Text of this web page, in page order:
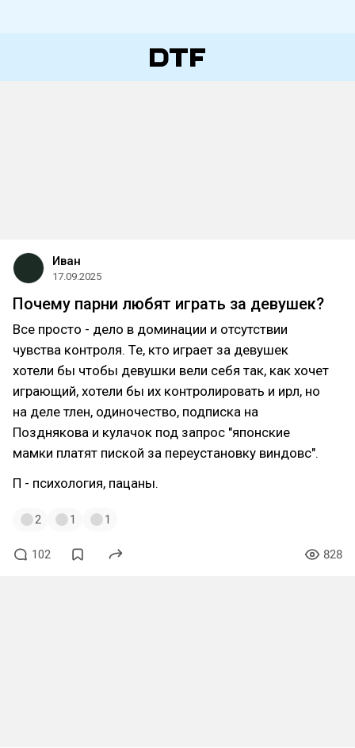
Иван
17.09.2025
Почему парни любят играть за девушек?
Все просто - дело в доминации и отсутствии
чувства контроля. Те, кто играет за девушек
хотели бы чтобы девушки вели себя так, как хочет
играющий, хотели бы их контролировать и ирл, но
на деле тлен, одиночество, подписка на
Позднякова и кулачок под запрос "японские
мамки платят пиской за переустановку виндовс".
П - психология, пацаны.
2 1 1
102 828